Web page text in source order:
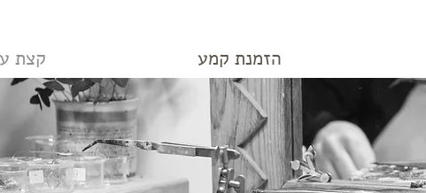
הזמנת קמע קצת